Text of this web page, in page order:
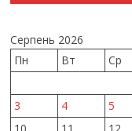
Серпень 2026
Пн
Вт Ср
3
4 5